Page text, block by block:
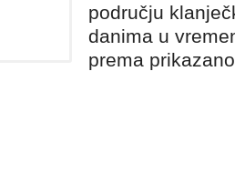
području
danima u
prema